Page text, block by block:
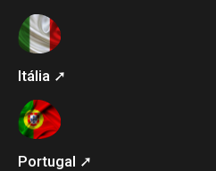
Itália ➚
Portugal ➚